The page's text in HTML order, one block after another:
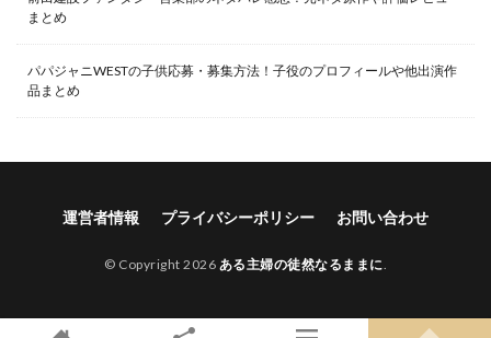
まとめ
パパジャニWESTの子供応募・募集方法！子役のプロフィールや他出演作
品まとめ
運営者情報 プライバシーポリシー お問い合わせ
© Copyright 2026 ある主婦の徒然なるままに